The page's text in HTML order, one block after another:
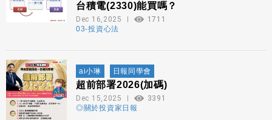
台積電(2330)能買嗎？
Dec 16,2025
1711
03-投資心法
ai小琳 日報同學會
超前部署2026(加碼)
Dec 15,2025
3391
◎關於投資家日報